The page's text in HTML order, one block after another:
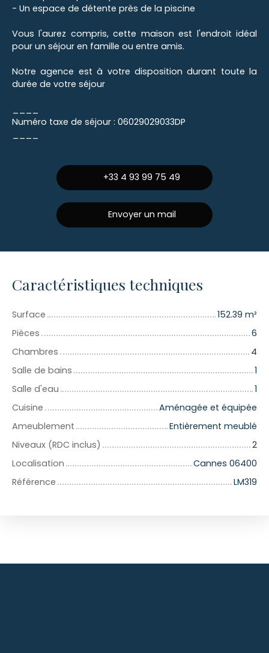
- Un espace de détente près de la piscine
Vous l'aurez compris, cette maison est l'endroit idéal
pour un séjour en famille ou entre amis.
Notre agence est à votre disposition durant toute la
durée de votre séjour
Numéro taxe de séjour : 06029029033DP
+33 4 93 99 75 49
Envoyer un mail
Caractéristiques techniques
Surface 152.39 m²
Pièces
6
Chambres
4
Salle de bains
1
Salle d'eau
1
Cuisine
Aménagée et équipée
Ameublement
Entièrement meublé
Niveaux (RDC inclus)
2
Localisation
Cannes 06400
Référence
LM319